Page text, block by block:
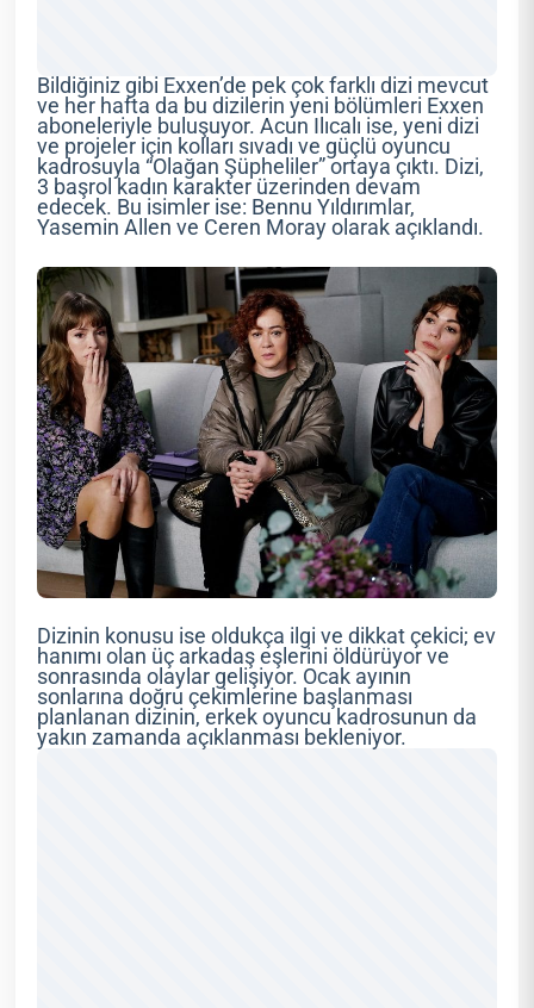
Bildiğiniz gibi Exxen’de pek çok farklı dizi mevcut
ve her hafta da bu dizilerin yeni bölümleri Exxen
aboneleriyle buluşuyor. Acun Ilıcalı ise, yeni dizi
ve projeler için kolları sıvadı ve güçlü oyuncu
kadrosuyla “Olağan Şüpheliler” ortaya çıktı. Dizi,
3 başrol kadın karakter üzerinden devam
edecek. Bu isimler ise: Bennu Yıldırımlar,
Yasemin Allen ve Ceren Moray olarak açıklandı.
Dizinin konusu ise oldukça ilgi ve dikkat çekici; ev
hanımı olan üç arkadaş eşlerini öldürüyor ve
sonrasında olaylar gelişiyor. Ocak ayının
sonlarına doğru çekimlerine başlanması
planlanan dizinin, erkek oyuncu kadrosunun da
yakın zamanda açıklanması bekleniyor.